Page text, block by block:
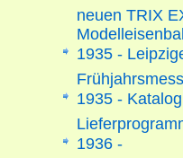
neuen TRIX
1935 -
1935 -
1936 -